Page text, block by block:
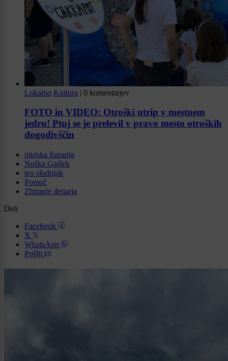
Lokalno Kultura | 0 komentarjev
FOTO in VIDEO: Otroški utrip v mestnem
jedru! Ptuj se je prelevil v pravo mesto otroških
dogodivščin
ptujska županja
Nuška Gajšek
teo slodnjak
Pomoč
Zbiranje denarja
Deli
Facebook
X
WhatsApp
Pošlji